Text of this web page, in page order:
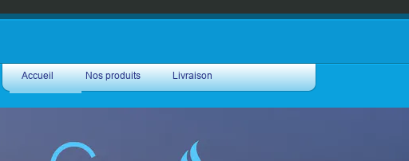
Accueil Nos produits
Livraison